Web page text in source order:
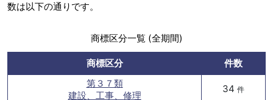
数は以下の通りです。
商標区分一覧 (全期間)
商標区分
件数
第３７類
建設、工事、修理
34 件